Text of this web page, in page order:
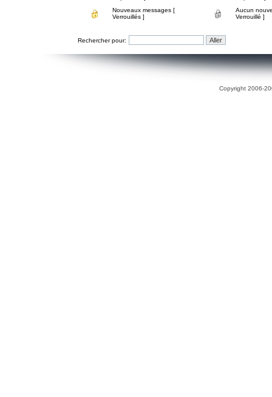
Nouveaux messages [
Verrouillés ]
Aucun
Verrouillé ]
Rechercher pour:
Copyright 2006-